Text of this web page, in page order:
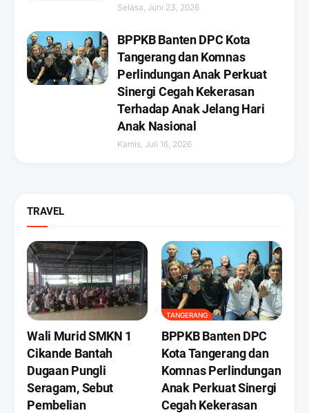
Selasa, Juni 23, 2026
BPPKB Banten DPC Kota
Tangerang dan Komnas
Perlindungan Anak Perkuat
Sinergi Cegah Kekerasan
Terhadap Anak Jelang Hari
Anak Nasional
Kamis, Juli 16, 2026
TRAVEL
Wali Murid SMKN 1
Cikande Bantah
Dugaan Pungli
Seragam, Sebut
Pembelian
TANGERANG
BPPKB Banten DPC
Kota Tangerang dan
Komnas Perlindungan
Anak Perkuat Sinergi
Cegah Kekerasan